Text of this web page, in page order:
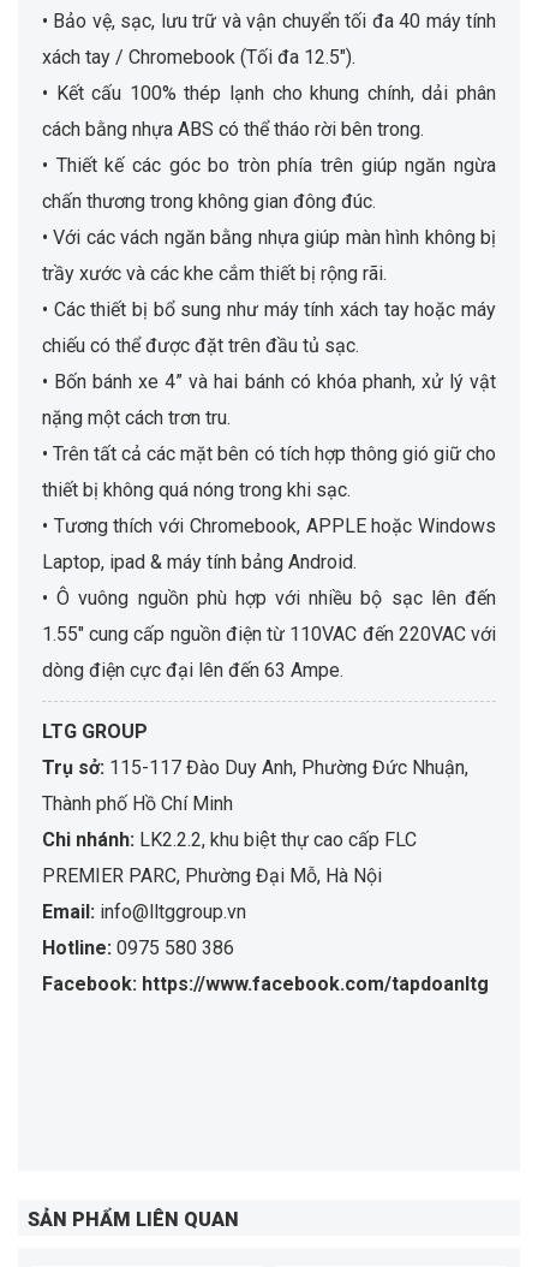
• Bảo vệ, sạc, lưu trữ và vận chuyển tối đa 40 máy tính
xách tay / Chromebook (Tối đa 12.5″).
• Kết cấu 100% thép lạnh cho khung chính, dải phân
cách bằng nhựa ABS có thể tháo rời bên trong.
• Thiết kế các góc bo tròn phía trên giúp ngăn ngừa
chấn thương trong không gian đông đúc.
• Với các vách ngăn bằng nhựa giúp màn hình không bị
trầy xước và các khe cắm thiết bị rộng rãi.
• Các thiết bị bổ sung như máy tính xách tay hoặc máy
chiếu có thể được đặt trên đầu tủ sạc.
• Bốn bánh xe 4” và hai bánh có khóa phanh, xử lý vật
nặng một cách trơn tru.
• Trên tất cả các mặt bên có tích hợp thông gió giữ cho
thiết bị không quá nóng trong khi sạc.
• Tương thích với Chromebook, APPLE hoặc Windows
Laptop, ipad & máy tính bảng Android.
• Ô vuông nguồn phù hợp với nhiều bộ sạc lên đến
1.55″ cung cấp nguồn điện từ 110VAC đến 220VAC với
dòng điện cực đại lên đến 63 Ampe.
LTG GROUP
Trụ sở: 115-117 Đào Duy Anh, Phường Đức Nhuận,
Thành phố Hồ Chí Minh
Chi nhánh: LK2.2.2, khu biệt thự cao cấp FLC
PREMIER PARC, Phường Đại Mỗ, Hà Nội
Email: info@lltggroup.vn
Hotline: 0975 580 386
Facebook: https://www.facebook.com/tapdoanltg
SẢN PHẨM LIÊN QUAN